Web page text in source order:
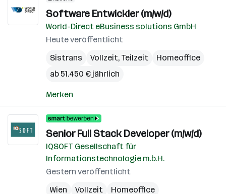
Software Entwickler (m/w/d)
World-Direct eBusiness solutions GmbH
Heute veröffentlicht
Sistrans
Vollzeit, Teilzeit
Homeoffice
ab 51.450 € jährlich
Merken
Senior Full Stack Developer (m/w/d)
IQSOFT Gesellschaft für
Informationstechnologie m.b.H.
Gestern veröffentlicht
Wien
Vollzeit
Homeoffice